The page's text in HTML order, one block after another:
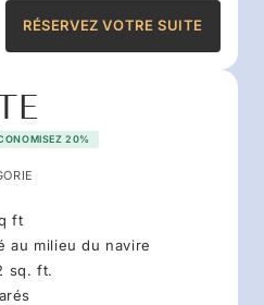
RÉSERVEZ VOTRE SUITE
20%
ft
au milieu du navire
sq. ft.